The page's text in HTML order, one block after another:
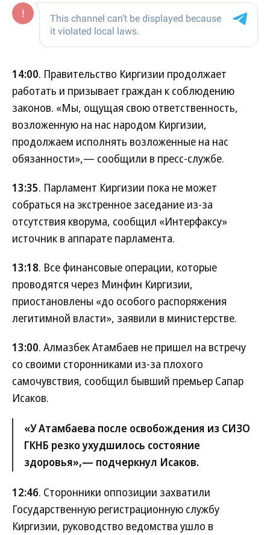
14:00. Правительство Киргизии продолжает
работать и призывает граждан к соблюдению
законов. «Мы, ощущая свою ответственность,
возложенную на нас народом Киргизии,
продолжаем исполнять возложенные на нас
обязанности»,— сообщили в пресс-службе.
13:35. Парламент Киргизии пока не может
собраться на экстренное заседание из-за
отсутствия кворума, сообщил «Интерфаксу»
источник в аппарате парламента.
13:18. Все финансовые операции, которые
проводятся через Минфин Киргизии,
приостановлены «до особого распоряжения
легитимной власти», заявили в министерстве.
13:00. Алмазбек Атамбаев не пришел на встречу
со своими сторонниками из-за плохого
самочувствия, сообщил бывший премьер Сапар
Исаков.
«У Атамбаева после освобождения из СИЗО
ГКНБ резко ухудшилось состояние
здоровья»,— подчеркнул Исаков.
12:46. Сторонники оппозиции захватили
Государственную регистрационную службу
Киргизии, руководство ведомства ушло в